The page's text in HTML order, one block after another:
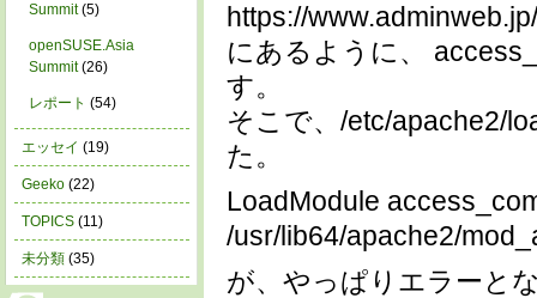
https://
にあるように、
す。
そこで、/etc/apache2/
た。
LoadModule
/usr/lib64/apache2/
が、やっぱりエラーと
Summit(5)
openSUSE.Asia
Summit(26)
レポート (54)
エッセイ (19)
Geeko (22)
TOPICS (11)
未分類 (35)